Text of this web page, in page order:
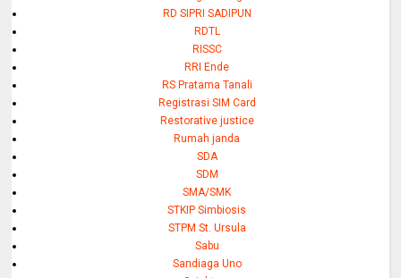
RD SIPRI SADIPUN
RDTL
RISSC
RRI Ende
RS Pratama Tanali
Registrasi SIM Card
Restorative justice
Rumah janda
SDA
SDM
SMA/SMK
STKIP Simbiosis
STPM St. Ursula
Sabu
Sandiaga Uno